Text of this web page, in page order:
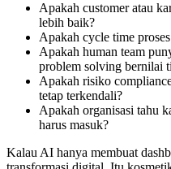
Apakah customer atau
lebih baik?
Apakah cycle time
Apakah human team
problem solving bernilai
Apakah risiko
tetap terkendali?
Apakah organisasi tahu
harus masuk?
Kalau AI hanya membuat